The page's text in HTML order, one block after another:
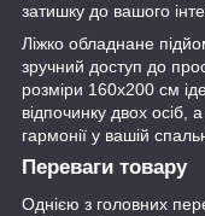
затишку до вашого
Ліжко обладнане
зручний доступ до
розміри 160x200 см
відпочинку двох
гармонії у вашій
Переваги товару
Однією з головних